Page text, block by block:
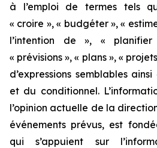
à l’emploi de termes tels
« croire », « budgéter », «
l’intention de », «
« prévisions », « plans », «
d’expressions semblables
et du conditionnel.
l’opinion actuelle de la
événements prévus, est
qui s’appuient sur